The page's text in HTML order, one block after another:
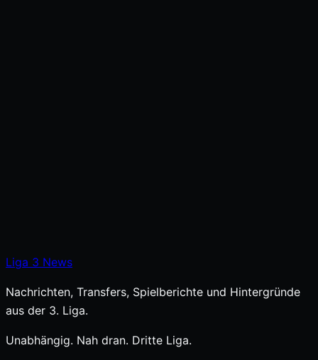
Liga 3 News
Nachrichten, Transfers, Spielberichte und Hintergründe
aus der 3. Liga.
Unabhängig. Nah dran. Dritte Liga.